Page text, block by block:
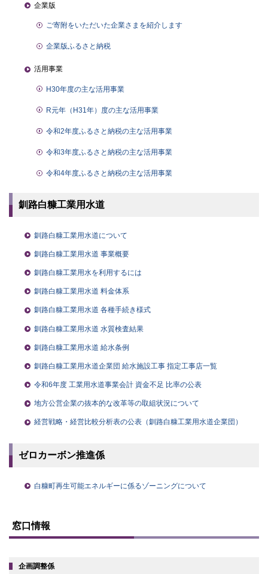
企業版
ご寄附をいただいた企業さまを紹介します
企業版ふるさと納税
活用事業
H30年度の主な活用事業
R元年（H31年）度の主な活用事業
令和2年度ふるさと納税の主な活用事業
令和3年度ふるさと納税の主な活用事業
令和4年度ふるさと納税の主な活用事業
釧路白糠工業用水道
釧路白糠工業用水道について
釧路白糠工業用水道 事業概要
釧路白糠工業用水を利用するには
釧路白糠工業用水道 料金体系
釧路白糠工業用水道 各種手続き様式
釧路白糠工業用水道 水質検査結果
釧路白糠工業用水道 給水条例
釧路白糠工業用水道企業団 給水施設工事 指定工事店一覧
令和6年度 工業用水道事業会計 資金不足 比率の公表
地方公営企業の抜本的な改革等の取組状況について
経営戦略・経営比較分析表の公表（釧路白糠工業用水道企業団）
ゼロカーボン推進係
白糠町再生可能エネルギーに係るゾーニングについて
ッ
プ
る
窓口情報
企画調整係